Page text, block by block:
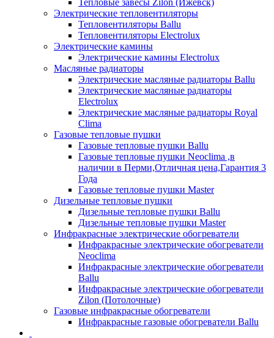
Тепловые завесы Zilon (Ижевск)
Электрические тепловентиляторы
Тепловентиляторы Ballu
Тепловентиляторы Electrolux
Электрические камины
Электрические камины Electrolux
Масляные радиаторы
Электрические масляные радиаторы Ballu
Электрические масляные радиаторы
Electrolux
Электрические масляные радиаторы Royal
Clima
Газовые тепловые пушки
Газовые тепловые пушки Ballu
Газовые тепловые пушки Neoclima ,в
наличии в Перми,Отличная цена,Гарантия 3
Года
Газовые тепловые пушки Master
Дизельные тепловые пушки
Дизельные тепловые пушки Ballu
Дизельные тепловые пушки Master
Инфракрасные электрические обогреватели
Инфракрасные электрические обогреватели
Neoclima
Инфракрасные электрические обогреватели
Ballu
Инфракрасные электрические обогреватели
Zilon (Потолочные)
Газовые инфракрасные обогреватели
Инфракрасные газовые обогреватели Ballu